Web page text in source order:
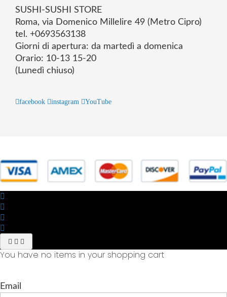
SUSHI-SUSHI STORE
Roma, via Domenico Millelire 49 (Metro Cipro)
tel. +0693563138
Giorni di apertura: da martedì a domenica
Orario: 10-13 15-20
(Lunedì chiuso)
facebook instagram YouTube
You have no items in your shopping cart
Email